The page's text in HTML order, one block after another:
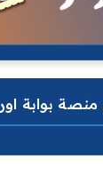
بوابة اور